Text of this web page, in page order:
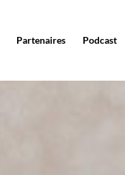
Partenaires Podcast